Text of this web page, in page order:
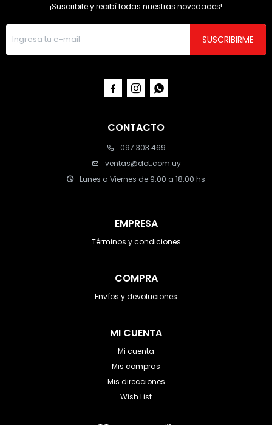
CONTACTO
097 303 469
ventas@dot.com.uy
Lunes a Viernes de 9:00 a 18:00 hs
EMPRESA
Términos y condiciones
COMPRA
Envíos y devoluciones
MI CUENTA
Mi cuenta
Mis compras
Mis direcciones
Wish List
¡Suscribite y recibí todas nuestras novedades!
SUSCRIBIRME
  